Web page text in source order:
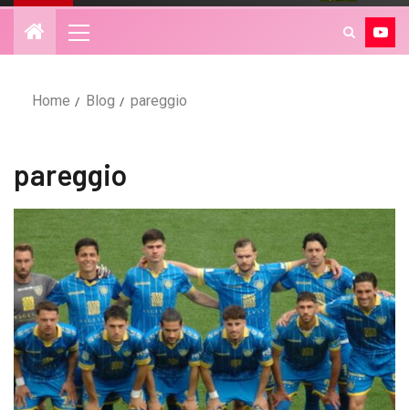
Home Blog pareggio
pareggio